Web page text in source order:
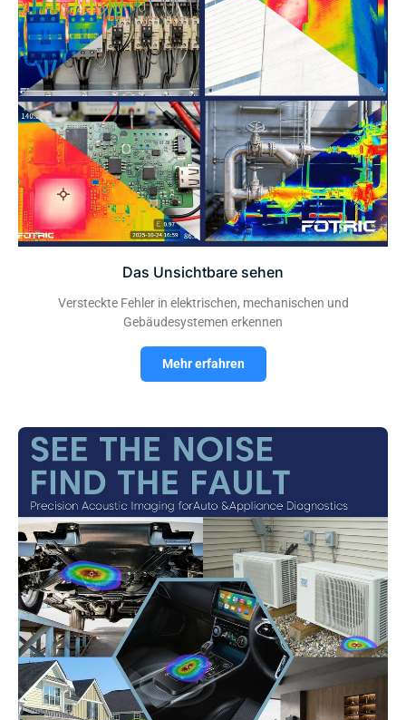
Das Unsichtbare sehen
Versteckte Fehler in elektrischen, mechanischen und
Gebäudesystemen erkennen
Mehr erfahren